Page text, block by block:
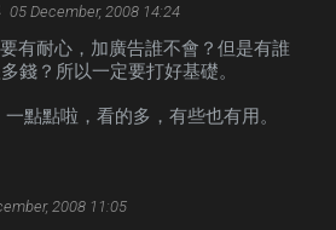
05 December, 2008 14:24
有耐心，加廣告誰不會？但是有誰
錢？所以一定要打好基礎。
點點啦，看的多，有些也有用。
2008 11:05